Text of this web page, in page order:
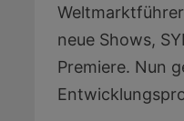
neue Shows,
Premiere. Nun